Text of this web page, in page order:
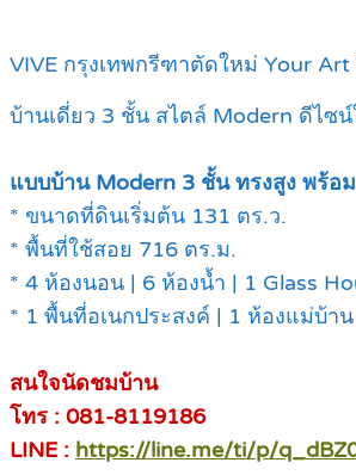
VIVE กรุงเทพกรีฑาตัดใหม่ Your Art
บ้านเดี่ยว 3 ชั้น สไตล์ Modern ดีไซ
แบบบ้าน Modern 3 ชั้น ทรงสูง พร้อ
* ขนาดที่ดินเริ่มต้น 131 ตร.ว.
* พื้นที่ใช้สอย 716 ตร.ม.
* 4 ห้องนอน | 6 ห้องน้ำ | 1 Glass
* 1 พื้นที่อเนกประสงค์ | 1 ห้องแม่บ้า
สนใจนัดชมบ้าน
โทร : 081-8119186
LINE : https://line.me/ti/p/